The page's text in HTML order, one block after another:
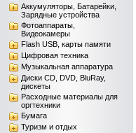
Аккумуляторы, Батарейки,
Зарядные устройства
Фотоаппараты,
Видеокамеры
Flash USB, карты памяти
Цифровая техника
Музыкальная аппаратура
Диски CD, DVD, BluRay,
дискеты
Расходные материалы для
оргтехники
Бумага
Туризм и отдых